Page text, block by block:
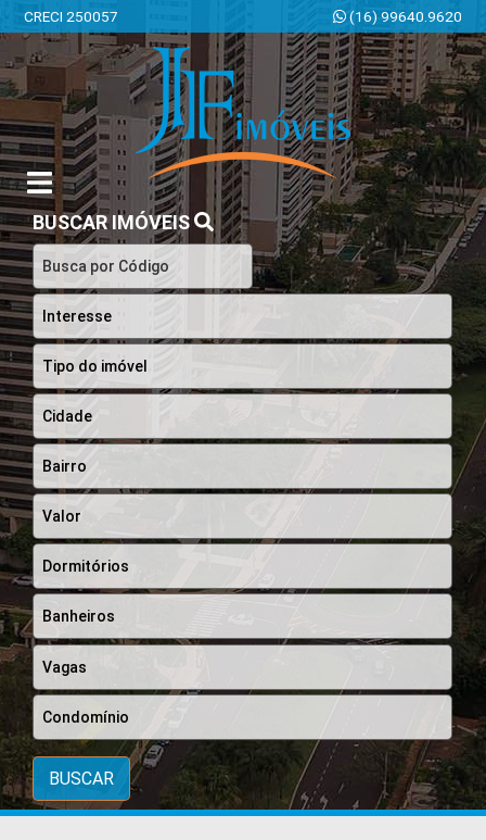
CRECI 250057 (16) 99640.9620
JF Imóveis | Imobiliária em Ribeirão Preto | SP
BUSCAR IMÓVEIS
BUSCAR